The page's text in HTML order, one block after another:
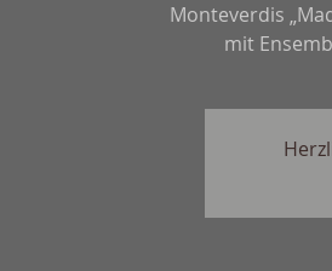
Monteverdis
mit